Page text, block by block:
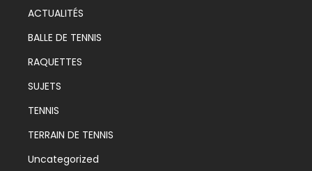
ACTUALITÉS
BALLE DE TENNIS
RAQUETTES
SUJETS
TENNIS
TERRAIN DE TENNIS
Uncategorized